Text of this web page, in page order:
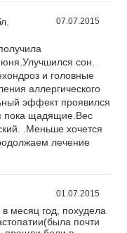
07.07.2015
сон.
и головные
аллергического
эффект проявился
пока щадящие.Вес
.Меньше хочется
лечение
01.07.2015
месяц год, похудела
почти